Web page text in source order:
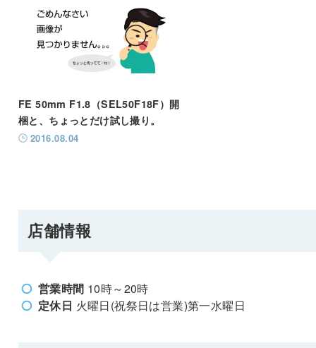
FE 50mm F1.8（SEL50F18F）開
梱と、ちょっとだけ試し撮り。
2016.08.04
店舗情報
営業時間 10時～20時
定休日 火曜日(祝祭日は営業)第一水曜日